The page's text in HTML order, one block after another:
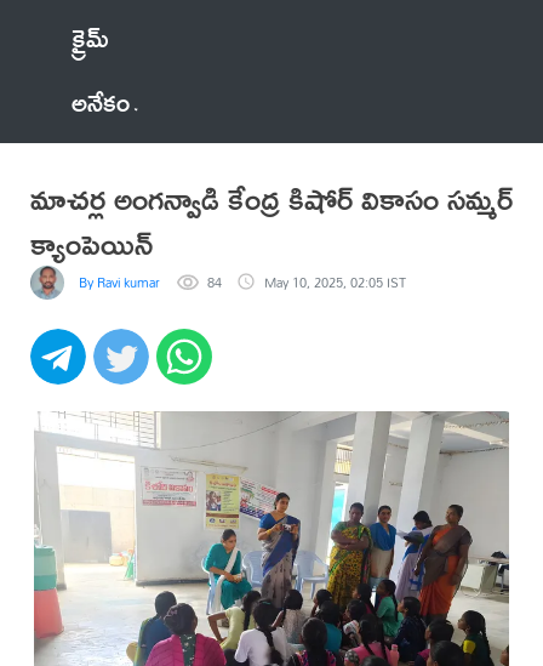
క్రైమ్
అనేకం
మాచర్ల అంగన్వాడి కేంద్ర కిషోర్ వికాసం సమ్మర్
క్యాంపెయిన్
By Ravi kumar 84 May 10, 2025, 02:05 IST